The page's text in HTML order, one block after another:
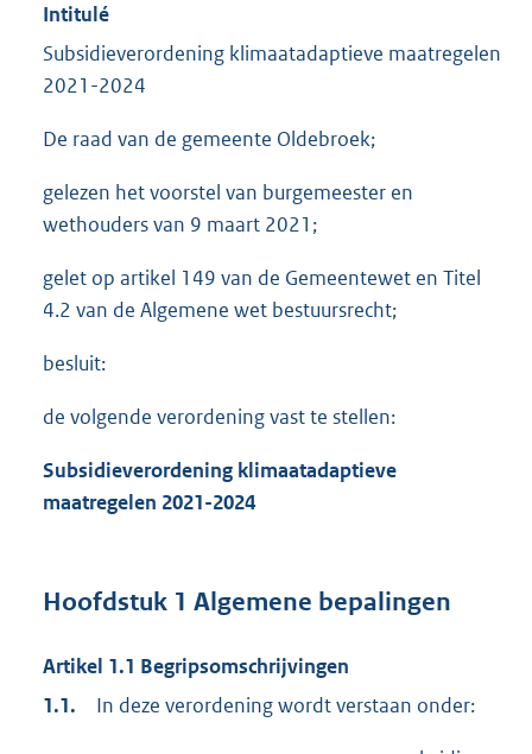
Intitulé
Subsidieverordening klimaatadaptieve maatregelen
2021-2024
De raad van de gemeente Oldebroek;
gelezen het voorstel van burgemeester en
wethouders van 9 maart 2021;
gelet op artikel 149 van de Gemeentewet en Titel
4.2 van de Algemene wet bestuursrecht;
besluit:
de volgende verordening vast te stellen:
Subsidieverordening klimaatadaptieve
maatregelen 2021-2024
Hoofdstuk 1 Algemene bepalingen
Artikel 1.1 Begripsomschrijvingen
1.1.
In deze verordening wordt verstaan onder: